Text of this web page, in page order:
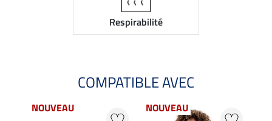
Respirabilité
COMPATIBLE AVEC
NOUVEAU NOUVEAU